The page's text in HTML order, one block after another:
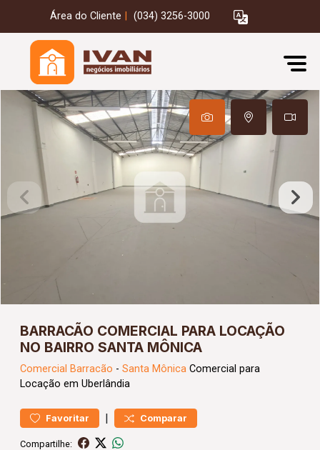
Área do Cliente (034) 3256-3000
BARRACÃO COMERCIAL PARA LOCAÇÃO
NO BAIRRO SANTA MÔNICA
Comercial Barracão - Santa Mônica Comercial para
Locação em Uberlândia
Favoritar | Comparar
Compartilhe: